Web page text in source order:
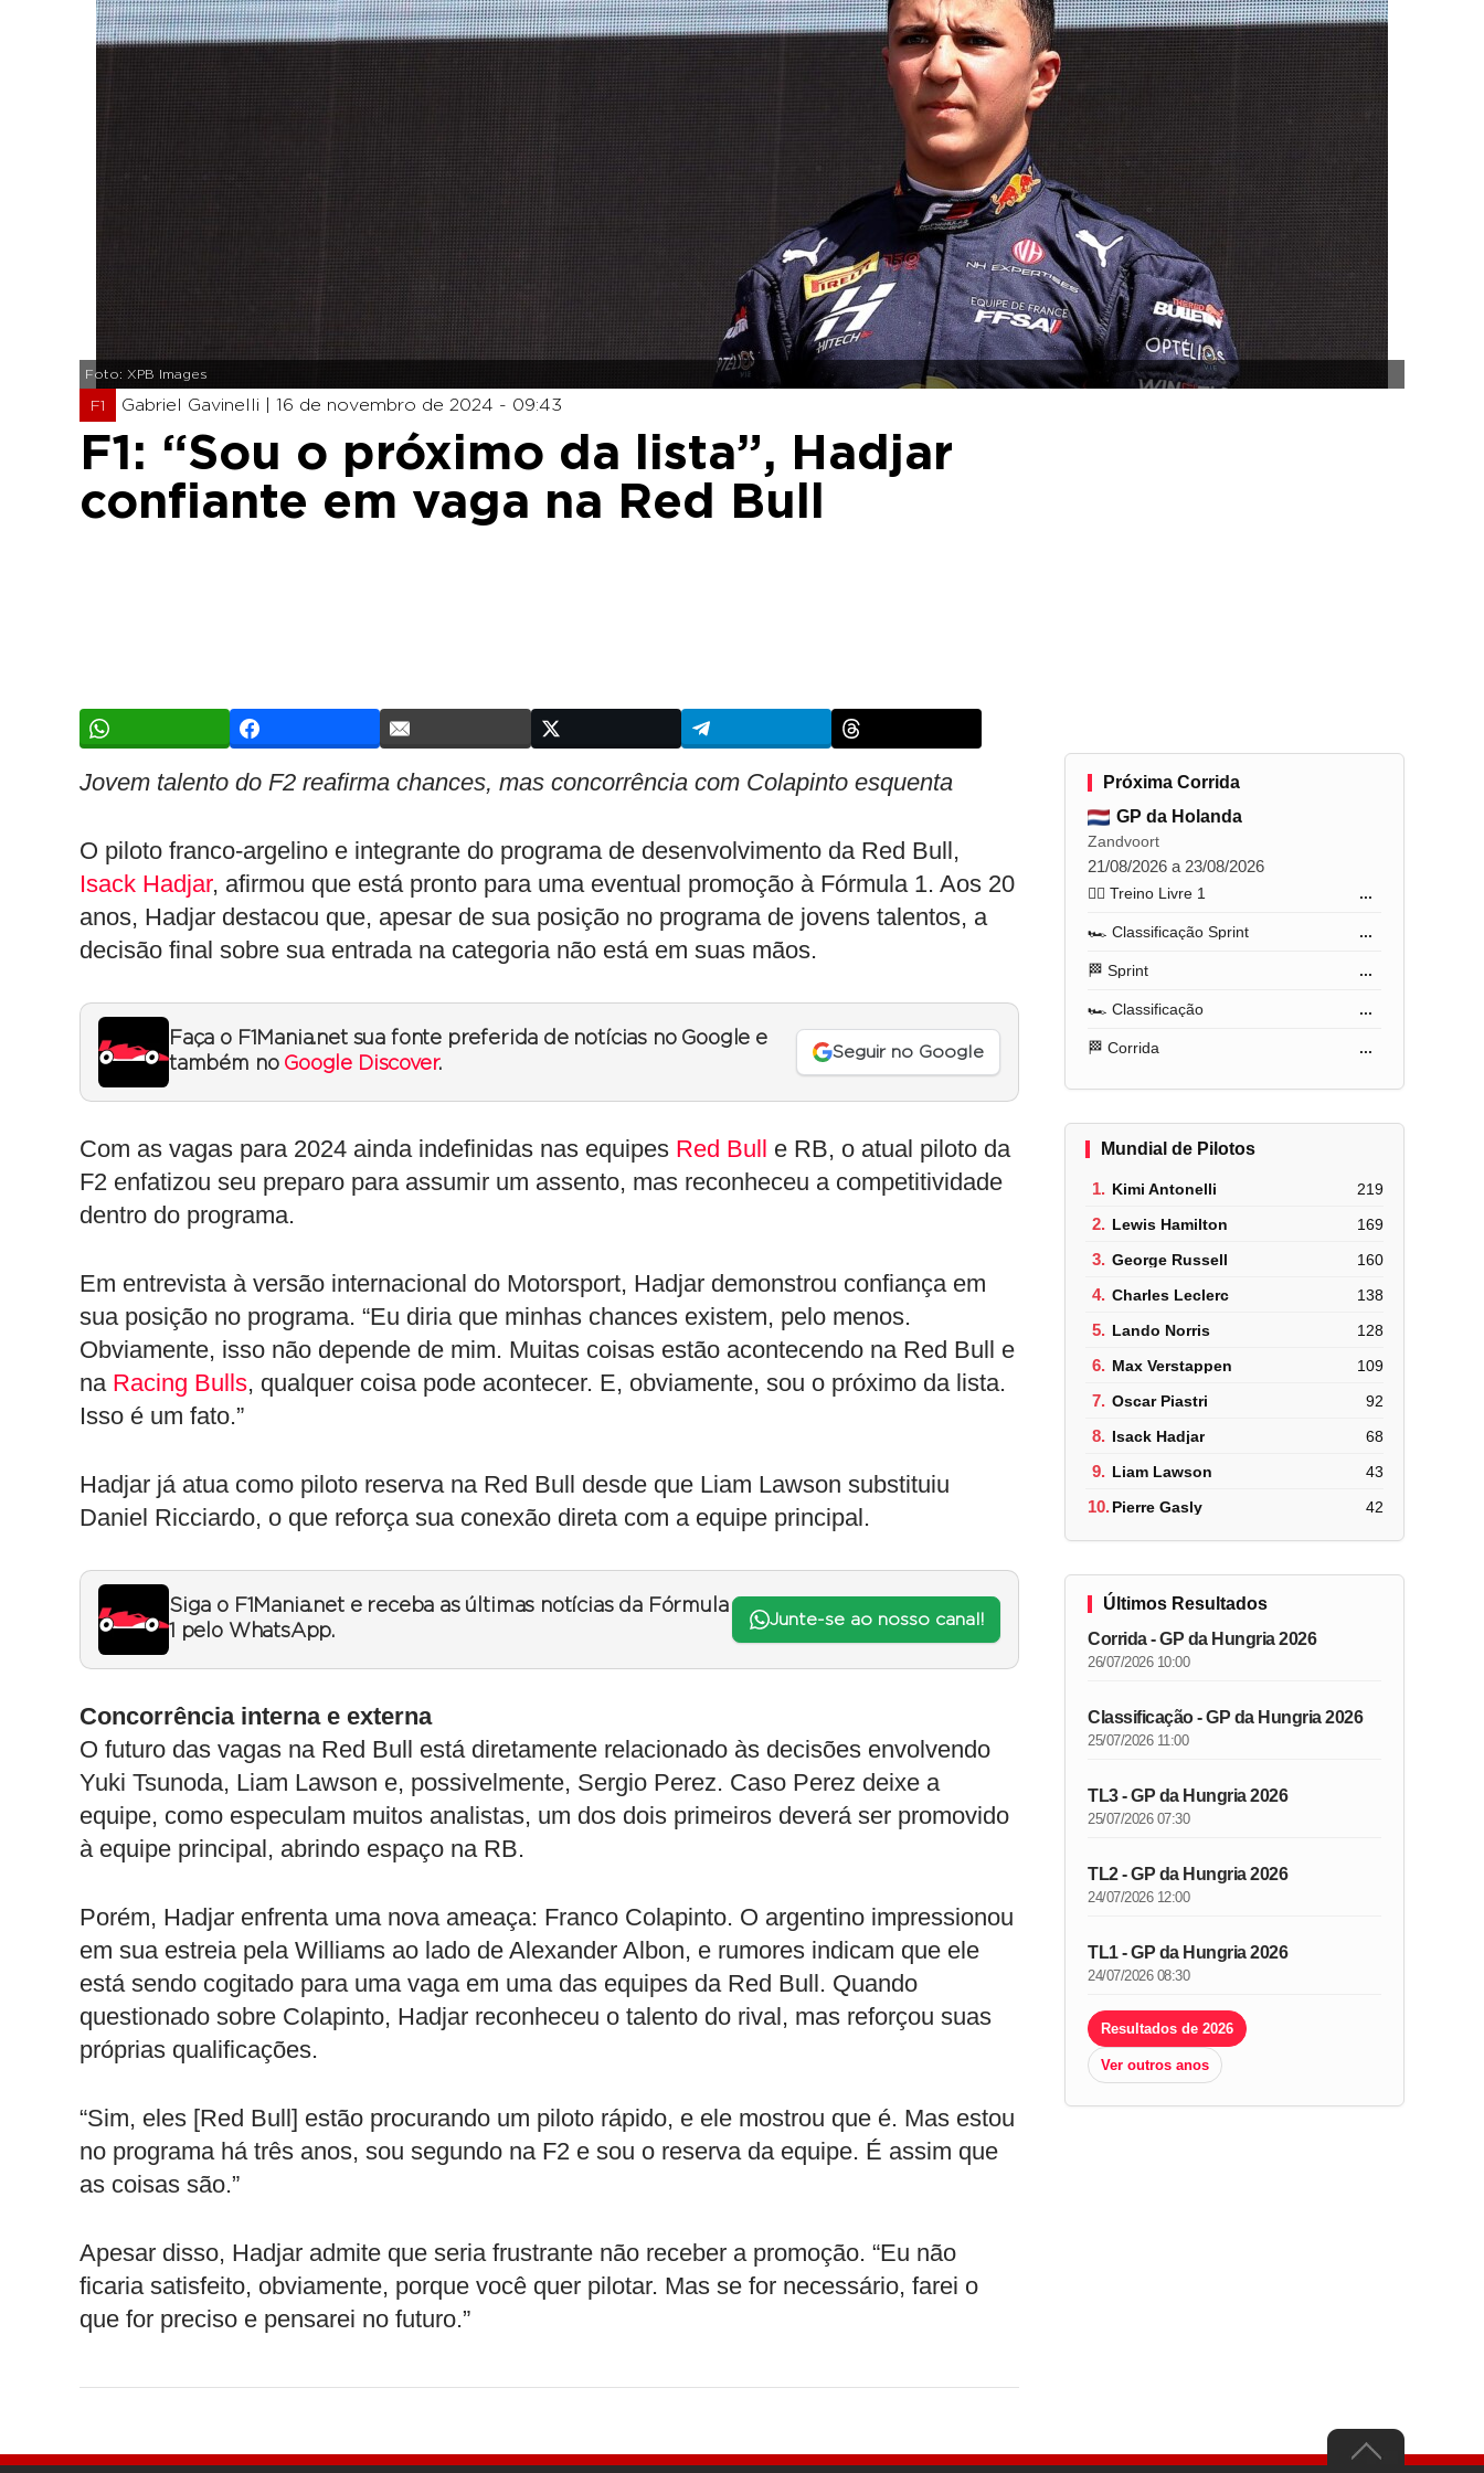
Foto: XPB Images
F1 Gabriel Gavinelli | 16 de novembro de 2024 - 09:43
F1: “Sou o próximo da lista”, Hadjar
confiante em vaga na Red Bull
Jovem talento do F2 reafirma chances, mas concorrência com Colapinto esquenta
O piloto franco-argelino e integrante do programa de desenvolvimento da Red Bull,
Isack Hadjar, afirmou que está pronto para uma eventual promoção à Fórmula 1. Aos 20
anos, Hadjar destacou que, apesar de sua posição no programa de jovens talentos, a
decisão final sobre sua entrada na categoria não está em suas mãos.
Faça o F1Mania.net sua fonte preferida de notícias no Google e
também no Google Discover.
Seguir no Google
Com as vagas para 2024 ainda indefinidas nas equipes Red Bull e RB, o atual piloto da
F2 enfatizou seu preparo para assumir um assento, mas reconheceu a competitividade
dentro do programa.
Em entrevista à versão internacional do Motorsport, Hadjar demonstrou confiança em
sua posição no programa. “Eu diria que minhas chances existem, pelo menos.
Obviamente, isso não depende de mim. Muitas coisas estão acontecendo na Red Bull e
na Racing Bulls, qualquer coisa pode acontecer. E, obviamente, sou o próximo da lista.
Isso é um fato.”
Hadjar já atua como piloto reserva na Red Bull desde que Liam Lawson substituiu
Daniel Ricciardo, o que reforça sua conexão direta com a equipe principal.
Siga o F1Mania.net e receba as últimas notícias da Fórmula
1 pelo WhatsApp.
Junte-se ao nosso canal!
Concorrência interna e externa
O futuro das vagas na Red Bull está diretamente relacionado às decisões envolvendo
Yuki Tsunoda, Liam Lawson e, possivelmente, Sergio Perez. Caso Perez deixe a
equipe, como especulam muitos analistas, um dos dois primeiros deverá ser promovido
à equipe principal, abrindo espaço na RB.
Porém, Hadjar enfrenta uma nova ameaça: Franco Colapinto. O argentino impressionou
em sua estreia pela Williams ao lado de Alexander Albon, e rumores indicam que ele
está sendo cogitado para uma vaga em uma das equipes da Red Bull. Quando
questionado sobre Colapinto, Hadjar reconheceu o talento do rival, mas reforçou suas
próprias qualificações.
“Sim, eles [Red Bull] estão procurando um piloto rápido, e ele mostrou que é. Mas estou
no programa há três anos, sou segundo na F2 e sou o reserva da equipe. É assim que
as coisas são.”
Apesar disso, Hadjar admite que seria frustrante não receber a promoção. “Eu não
ficaria satisfeito, obviamente, porque você quer pilotar. Mas se for necessário, farei o
que for preciso e pensarei no futuro.”
Próxima Corrida
GP da Holanda
Zandvoort
21/08/2026 a 23/08/2026
🏋️‍♂️ Treino Livre 1 ...
🏎️ Classificação Sprint ...
🏁 Sprint ...
🏎️ Classificação ...
🏁 Corrida ...
Mundial de Pilotos
1. Kimi Antonelli 219
2. Lewis Hamilton 169
3. George Russell 160
4. Charles Leclerc 138
5. Lando Norris 128
6. Max Verstappen 109
7. Oscar Piastri 92
8. Isack Hadjar 68
9. Liam Lawson 43
10.Pierre Gasly 42
Últimos Resultados
Corrida - GP da Hungria 2026
26/07/2026 10:00
Classificação - GP da Hungria 2026
25/07/2026 11:00
TL3 - GP da Hungria 2026
25/07/2026 07:30
TL2 - GP da Hungria 2026
24/07/2026 12:00
TL1 - GP da Hungria 2026
24/07/2026 08:30
Resultados de 2026
Ver outros anos